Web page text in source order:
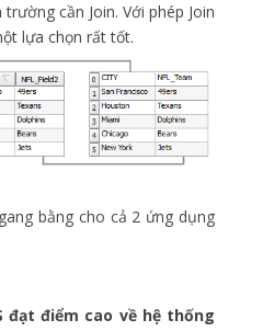
cần Join. Với phép Join
lựa chọn rất tốt.
bằng cho cả 2 ứng dụng
đạt điểm cao về hệ thống